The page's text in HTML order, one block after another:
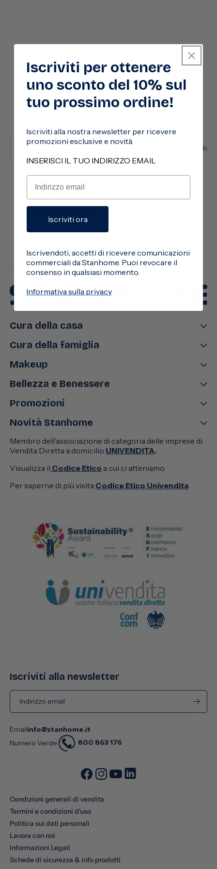
Best seller
Bellezza e Benessere I
Pagamento sicuro
Cura della casa
Cura della famiglia
Makeup
Bellezza e Benessere
Promozioni
Novità Stanhome
Membro dell’associazione di categoria delle imprese di
Vendita Diretta a domicilio UNIVENDITA.
Visualizza il Codice Etico a cui ci atteniamo.
Per saperne di più visita Codice Etico Univendita
Iscriviti alla newsletter
Indirizzo email
Emailinfo@stanhome.it
Numero Verde
800 863 176
Condizioni generali di vendita
Termini e condizioni d'uso
Politica sui dati personali
Lavora con noi
Informazioni Legali
Schede di sicurezza & info prodotti
Iscriviti per ottenere
uno sconto del 10% sul
tuo prossimo ordine!
Iscriviti alla nostra newsletter per ricevere
promozioni esclusive e novità.
INSERISCI IL TUO INDIRIZZO EMAIL
Iscriviti ora
Iscrivendoti, accetti di ricevere comunicazioni
commerciali da Stanhome. Puoi revocare il
consenso in qualsiasi momento.
Informativa sulla privacy